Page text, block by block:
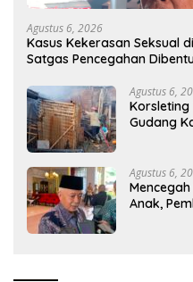
Agustus 6, 2026
Kasus Kekerasan Seksual
Satgas Pencegahan
Agustus 6,
Gudang
Agustus 6,
Anak,